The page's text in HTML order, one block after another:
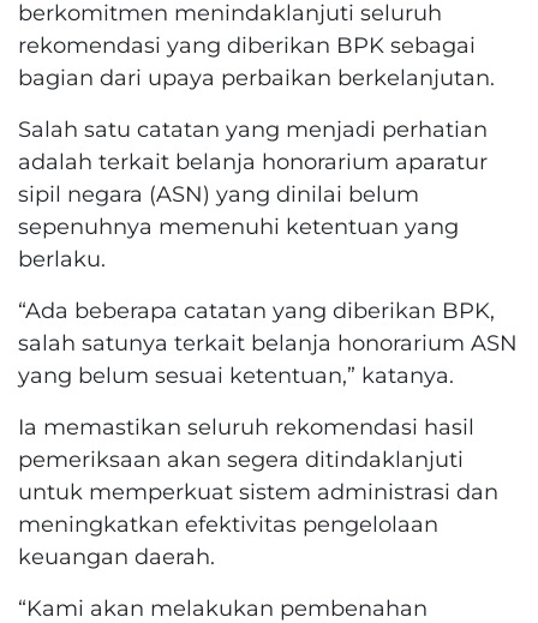
berkomitmen menindaklanjuti seluruh
rekomendasi yang diberikan BPK sebagai
bagian dari upaya perbaikan berkelanjutan.
Salah satu catatan yang menjadi perhatian
adalah terkait belanja honorarium aparatur
sipil negara (ASN) yang dinilai belum
sepenuhnya memenuhi ketentuan yang
berlaku.
“Ada beberapa catatan yang diberikan BPK,
salah satunya terkait belanja honorarium ASN
yang belum sesuai ketentuan,” katanya.
Ia memastikan seluruh rekomendasi hasil
pemeriksaan akan segera ditindaklanjuti
untuk memperkuat sistem administrasi dan
meningkatkan efektivitas pengelolaan
keuangan daerah.
“Kami akan melakukan pembenahan